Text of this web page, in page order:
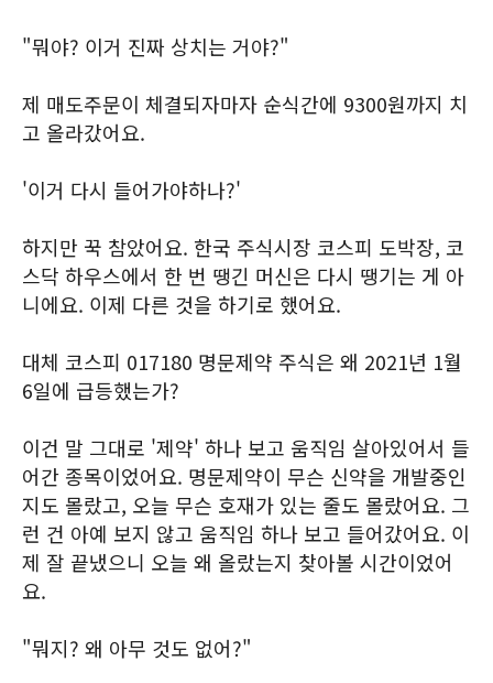
"뭐야? 이거 진짜 상치는 거야?"
제 매도주문이 체결되자마자 순식간에 9300원까지 치
고 올라갔어요.
'이거 다시 들어가야하나?'
하지만 꾹 참았어요. 한국 주식시장 코스피 도박장, 코
스닥 하우스에서 한 번 땡긴 머신은 다시 땡기는 게 아
니에요. 이제 다른 것을 하기로 했어요.
대체 코스피 017180 명문제약 주식은 왜 2021년 1월
6일에 급등했는가?
이건 말 그대로 '제약' 하나 보고 움직임 살아있어서 들
어간 종목이었어요. 명문제약이 무슨 신약을 개발중인
지도 몰랐고, 오늘 무슨 호재가 있는 줄도 몰랐어요. 그
런 건 아예 보지 않고 움직임 하나 보고 들어갔어요. 이
제 잘 끝냈으니 오늘 왜 올랐는지 찾아볼 시간이었어
요.
"뭐지? 왜 아무 것도 없어?"